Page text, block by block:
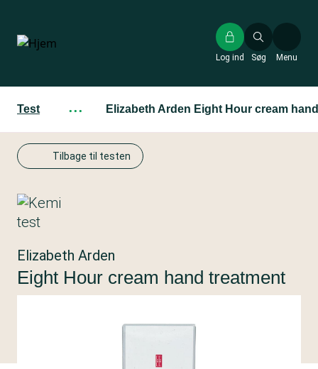
hovedindhold
Søg
Log ind Menu
Test ··· Elizabeth Arden Eight Hour cream
Tilbage til testen
Elizabeth Arden
Eight Hour cream hand treatment